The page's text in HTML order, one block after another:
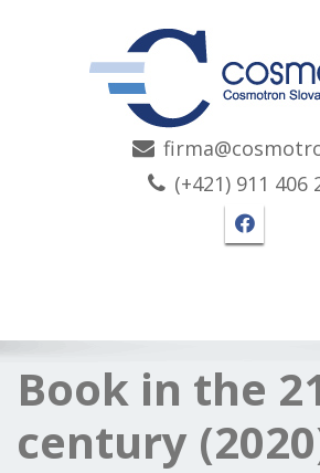
(+421) 911 406
Book in the
century